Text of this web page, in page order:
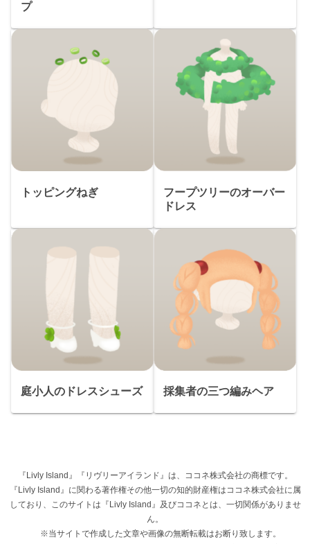
プ
トッピングねぎ
フープツリーのオーバー
ドレス
庭小人のドレスシューズ 採集者の三つ編みヘア
『Livly Island』『リヴリーアイランド』は、ココネ株式会社の商標です。
『Livly Island』に関わる著作権その他一切の知的財産権はココネ株式会社に属
しており、このサイトは『Livly Island』及びココネとは、一切関係がありませ
ん。
※当サイトで作成した文章や画像の無断転載はお断り致します。